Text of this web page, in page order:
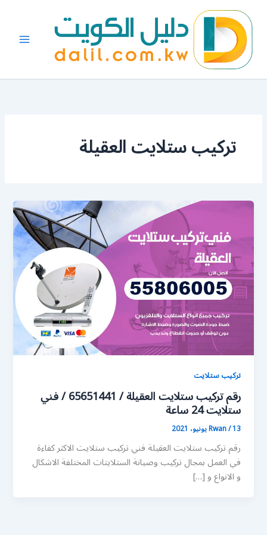
المحتوى
تركيب ستلايت العقيلة
تركيب ستلايت
رقم تركيب ستلايت العقيلة / 65651441 / فني
ستلايت 24 ساعة
Rwan/13 يونيو، 2021
رقم تركيب ستلايت العقيلة فني تركيب ستلايت الاكثر كفاءة
في العمل بمجال تركيب وصيانة الستلايتات المختلفة الاشكال
و الانواع و […]